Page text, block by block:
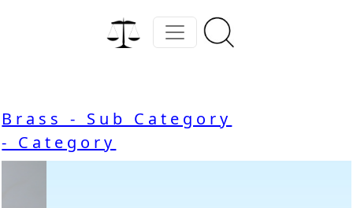
Brass - Sub Category
- Category